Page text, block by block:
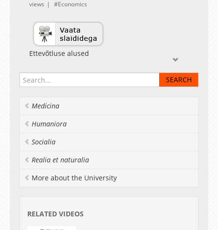
views
Economics
Ettevõtluse alused
Medicina
Humaniora
Socialia
Realia et naturalia
More about the University
RELATED VIDEOS